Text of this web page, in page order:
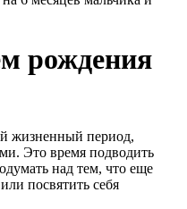
рождения
жизненный период,
Это время подводить
над тем, что еще
посвятить себя